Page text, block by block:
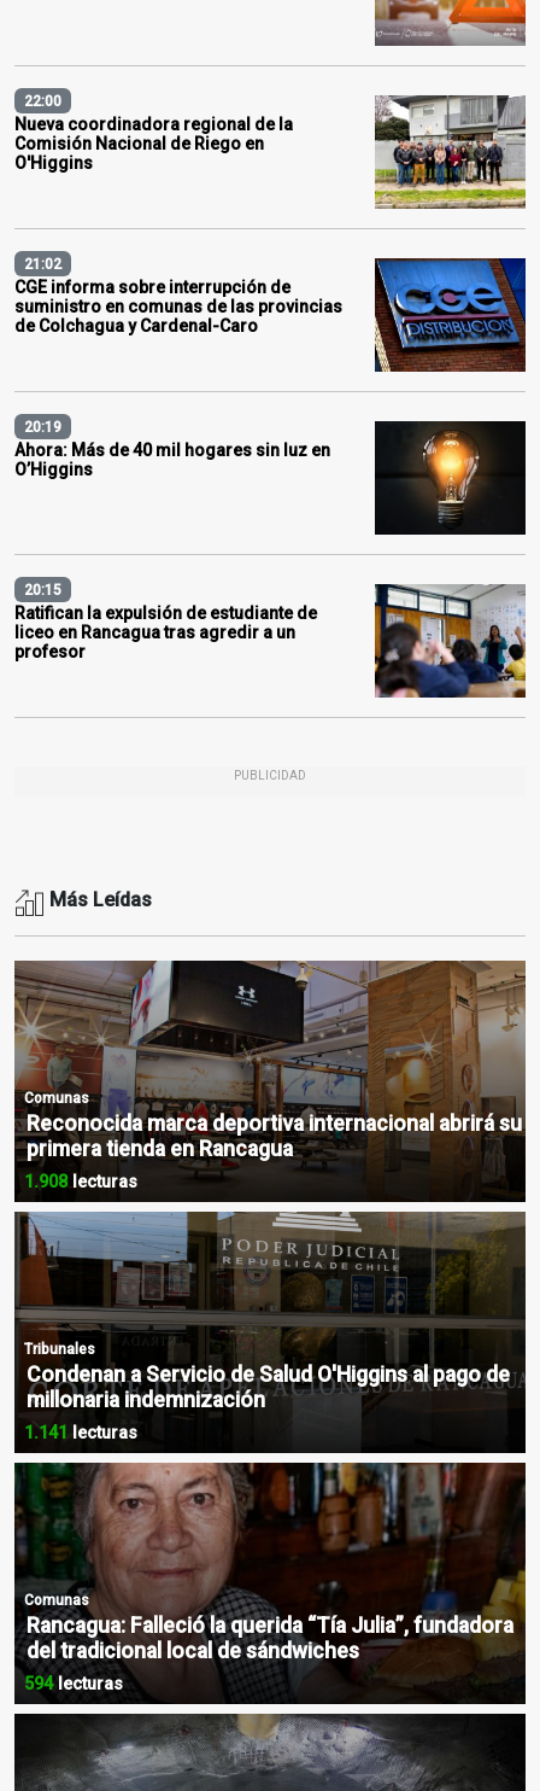
22:00
Nueva coordinadora regional de la
Comisión Nacional de Riego en
O'Higgins
21:02
CGE informa sobre interrupción de
suministro en comunas de las provincias
de Colchagua y Cardenal-Caro
20:19
Ahora: Más de 40 mil hogares sin luz en
O’Higgins
20:15
Ratifican la expulsión de estudiante de
liceo en Rancagua tras agredir a un
profesor
PUBLICIDAD
Más Leídas
Comunas
Reconocida marca deportiva internacional abrirá su
primera tienda en Rancagua
1.908lecturas
Tribunales
Condenan a Servicio de Salud O'Higgins al pago de
millonaria indemnización
1.141 lecturas
Comunas
Rancagua: Falleció la querida “Tía Julia”, fundadora
del tradicional local de sándwiches
594lecturas